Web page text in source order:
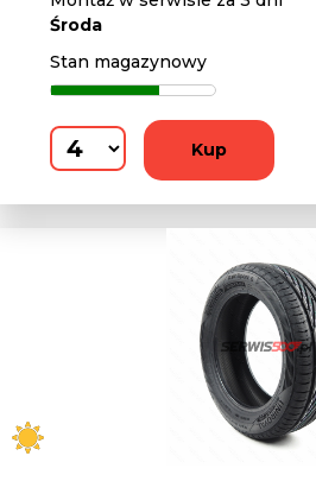
Środa
Stan magazynowy
Kup